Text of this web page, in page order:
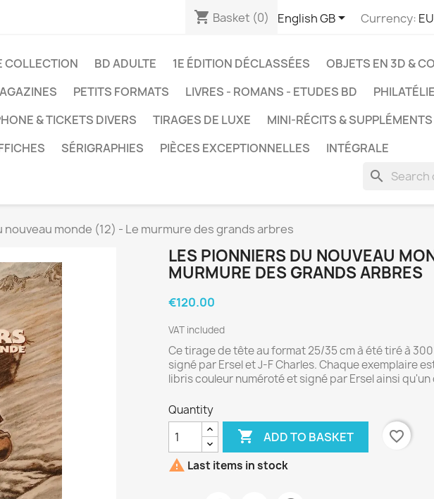
shopping_cart Basket (0) English GB Currency:
COLLECTION BD ADULTE 1E ÉDITION DÉCLASSÉES
OBJETS EN 3D &
PETITS FORMATS LIVRES - ROMANS - ETUDES BD PHILATÉLIE
& TICKETS DIVERS
TIRAGES DE LUXE
MINI-RÉCITS & SUPPLÉMENTS
SÉRIGRAPHIES PIÈCES EXCEPTIONNELLES INTÉGRALE
search
nouveau monde (12) - Le murmure des grands arbres
LES PIONNIERS DU NOUVEAU
MURMURE DES GRANDS ARBRES
€120.00
VAT included
Ce tirage de tête au format 25/35 cm à été tiré à
signé par Ersel et J-F Charles. Chaque exemplaire
libris couleur numéroté et signé par Ersel ainsi
Quantity
 ADD TO BASKET
favorite_border
 Last items in stock